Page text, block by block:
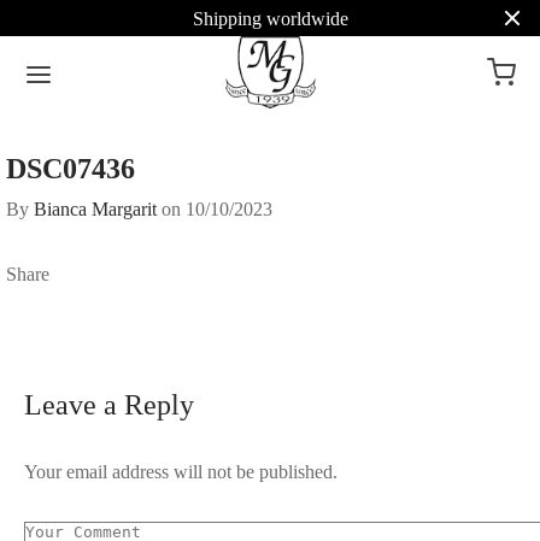
Shipping worldwide
DSC07436
By Bianca Margarit on 10/10/2023
Share
Leave a Reply
Your email address will not be published.